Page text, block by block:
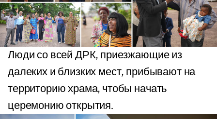
Люди со всей ДРК, приезжающие из
далеких и близких мест, прибывают на
территорию храма, чтобы начать
церемонию открытия.